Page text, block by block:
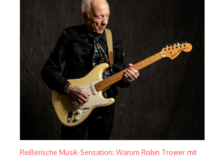
Reißerische Musik-Sensation: Warum Robin Trower mit